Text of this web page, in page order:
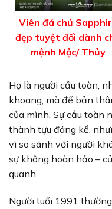
Viên đá chủ
đẹp tuyệt đối dành
mệnh Mộc/ Thủy
Họ là người cầu toàn,
khoang, mà để bản
của mình. Sự cầu toàn
thành tựu đáng kể,
vì so sánh với người
sự không hoàn hảo –
quanh.
Người tuổi 1991